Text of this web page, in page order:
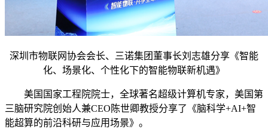
深圳市物联网协会会长、三诺集团董事长刘志雄分享《智能
化、场景化、个性化下的智能物联新机遇》
美国国家工程院院士，全球著名超级计算机专家，美国第
三脑研究院创始人兼CEO陈世卿教授分享了《脑科学+AI+智
能超算的前沿科研与应用场景》。